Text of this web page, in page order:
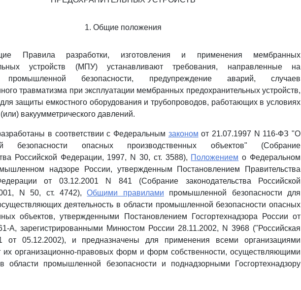
1. Общие положения
Правила разработки, изготовления и применения мембранных
устройств (МПУ) устанавливают требования, направленные на
промышленной безопасности, предупреждение аварий, случаев
травматизма при эксплуатации мембранных предохранительных устройств,
защиты емкостного оборудования и трубопроводов, работающих в условиях
вакуумметрического давлений.
в соответствии с Федеральным законом от 21.07.1997 N 116-ФЗ "О
безопасности опасных производственных объектов" (Собрание
Российской Федерации, 1997, N 30, ст. 3588), Положением о Федеральном
надзоре России, утвержденным Постановлением Правительства
от 03.12.2001 N 841 (Собрание законодательства Российской
N 50, ст. 4742),Общими правилами промышленной безопасности для
деятельность в области промышленной безопасности опасных
объектов, утвержденными Постановлением Госгортехнадзора России от
А, зарегистрированными Минюстом России 28.11.2002, N 3968 ("Российская
от 05.12.2002), и предназначены для применения всеми организациями
их организационно-правовых форм и форм собственности, осуществляющими
в области промышленной безопасности и поднадзорными Госгортехнадзору